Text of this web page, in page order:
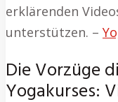
erklärenden
unterstützen. –
Die Vorzüge
Yogakurses: